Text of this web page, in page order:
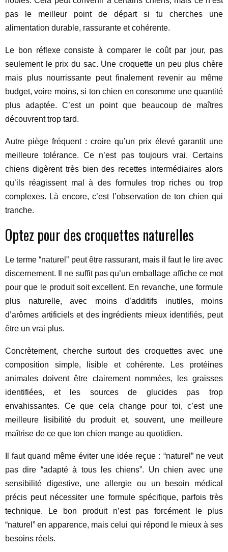
pas le meilleur point de départ si tu cherches une
alimentation durable, rassurante et cohérente.
Le bon réflexe consiste à comparer le coût par jour, pas
seulement le prix du sac. Une croquette un peu plus chère
mais plus nourrissante peut finalement revenir au même
budget, voire moins, si ton chien en consomme une quantité
plus adaptée. C’est un point que beaucoup de maîtres
découvrent trop tard.
Autre piège fréquent : croire qu’un prix élevé garantit une
meilleure tolérance. Ce n’est pas toujours vrai. Certains
chiens digèrent très bien des recettes intermédiaires alors
qu’ils réagissent mal à des formules trop riches ou trop
complexes. Là encore, c’est l’observation de ton chien qui
tranche.
Optez pour des croquettes naturelles
Le terme “naturel” peut être rassurant, mais il faut le lire avec
discernement. Il ne suffit pas qu’un emballage affiche ce mot
pour que le produit soit excellent. En revanche, une formule
plus naturelle, avec moins d’additifs inutiles, moins
d’arômes artificiels et des ingrédients mieux identifiés, peut
être un vrai plus.
Concrètement, cherche surtout des croquettes avec une
composition simple, lisible et cohérente. Les protéines
animales doivent être clairement nommées, les graisses
identifiées, et les sources de glucides pas trop
envahissantes. Ce que cela change pour toi, c’est une
meilleure lisibilité du produit et, souvent, une meilleure
maîtrise de ce que ton chien mange au quotidien.
Il faut quand même éviter une idée reçue : “naturel” ne veut
pas dire “adapté à tous les chiens”. Un chien avec une
sensibilité digestive, une allergie ou un besoin médical
précis peut nécessiter une formule spécifique, parfois très
technique. Le bon produit n’est pas forcément le plus
“naturel” en apparence, mais celui qui répond le mieux à ses
besoins réels.